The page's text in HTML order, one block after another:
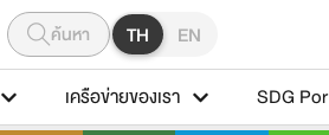
ค้นหา TH EN
เครือข่ายของเรา SDG